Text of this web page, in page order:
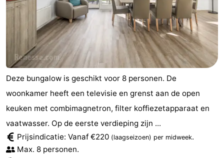
Route
Parkeren
Reisboekenwinkel
Nieuws
Medische
adressen
Regio
Deze bungalow is geschikt voor 8 personen. De
woonkamer heeft een televisie en grenst aan de open
keuken met combimagnetron, filter koffiezetapparaat en
vaatwasser. Op de eerste verdieping zijn ...
Prijsindicatie: Vanaf €220 (laagseizoen) per midweek.
Max. 8 personen.